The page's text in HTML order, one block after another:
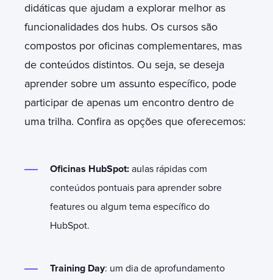
didáticas que ajudam a explorar melhor as
funcionalidades dos hubs. Os cursos são
compostos por oficinas complementares, mas
de conteúdos distintos. Ou seja, se deseja
aprender sobre um assunto específico, pode
participar de apenas um encontro dentro de
uma trilha. Confira as opções que oferecemos:
Oficinas HubSpot: aulas rápidas com
conteúdos pontuais para aprender sobre
features ou algum tema específico do
HubSpot.
Training Day: um dia de aprofundamento